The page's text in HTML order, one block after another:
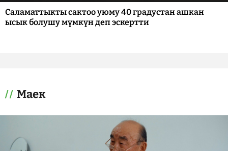
Саламаттыкты сактоо уюму 40 градустан ашкан
ысык болушу мүмкүн деп эскертти
Маек